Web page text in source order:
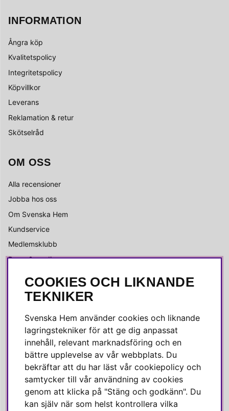
INFORMATION
Ångra köp
Kvalitetspolicy
Integritetspolicy
Köpvillkor
Leverans
Reklamation & retur
Skötselråd
OM OSS
Alla recensioner
Jobba hos oss
Om Svenska Hem
Kundservice
Medlemsklubb
Press & media
SOCIALA MEDIER
Instagram
Linkedin
Pinterest
SVENSKA HEM
COOKIES OCH LIKNANDE
TEKNIKER
Svenska Hem använder cookies och liknande
lagringstekniker för att ge dig anpassat
innehåll, relevant marknadsföring och en
bättre upplevelse av vår webbplats. Du
bekräftar att du har läst vår cookiepolicy och
samtycker till vår användning av cookies
genom att klicka på "Stäng och godkänn". Du
kan själv när som helst kontrollera vilka